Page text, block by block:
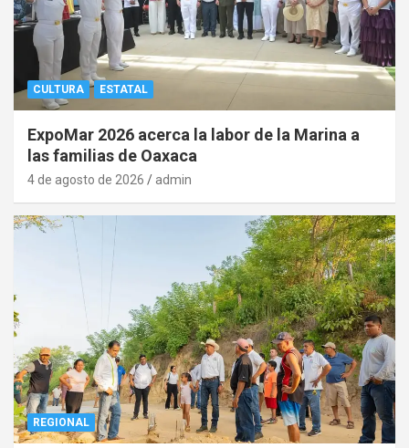
CULTURA ESTATAL
ExpoMar 2026 acerca la labor de la Marina a
las familias de Oaxaca
4 de agosto de 2026 admin
REGIONAL